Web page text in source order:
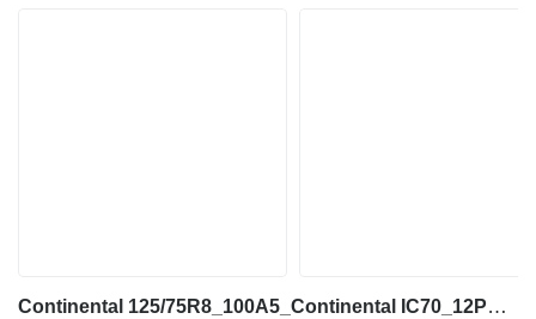
Continental 125/75R8_100A5_Continental IC70_12PR_TL_NEU